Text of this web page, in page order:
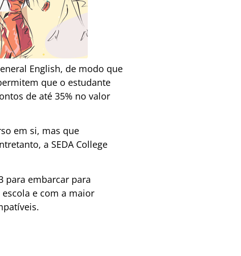
English, de modo que
que o estudante
de até 35% no valor
em si, mas que
a SEDA College
para embarcar para
e com a maior